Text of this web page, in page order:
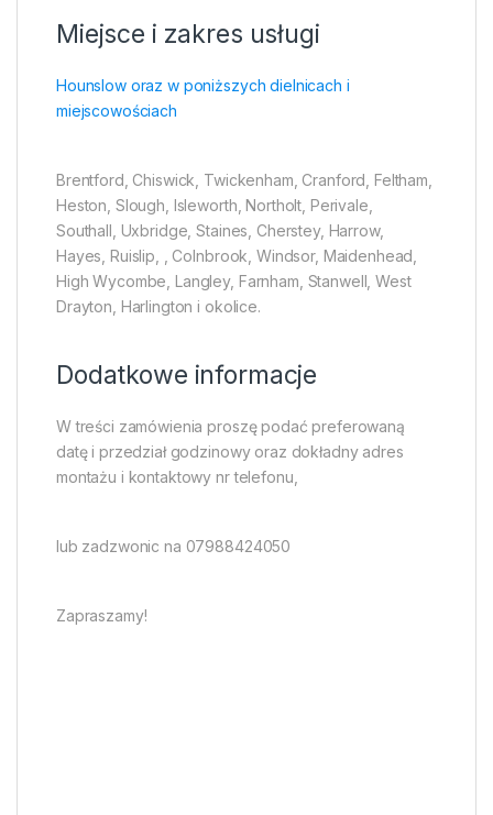
Miejsce i zakres usługi
Hounslow oraz w poniższych dielnicach i
miejscowościach
Brentford, Chiswick, Twickenham, Cranford, Feltham,
Heston, Slough, Isleworth, Northolt, Perivale,
Southall, Uxbridge, Staines, Cherstey, Harrow,
Hayes, Ruislip, , Colnbrook, Windsor, Maidenhead,
High Wycombe, Langley, Farnham, Stanwell, West
Drayton, Harlington i okolice.
Dodatkowe informacje
W treści zamówienia proszę podać preferowaną
datę i przedział godzinowy oraz dokładny adres
montażu i kontaktowy nr telefonu,
lub zadzwonic na 07988424050
Zapraszamy!